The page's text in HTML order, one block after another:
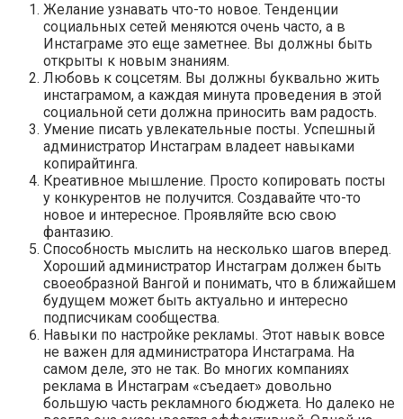
Желание узнавать что-то новое. Тенденции
социальных сетей меняются очень часто, а в
Инстаграме это еще заметнее. Вы должны быть
открыты к новым знаниям.
Любовь к соцсетям. Вы должны буквально жить
инстаграмом, а каждая минута проведения в этой
социальной сети должна приносить вам радость.
Умение писать увлекательные посты. Успешный
администратор Инстаграм владеет навыками
копирайтинга.
Креативное мышление. Просто копировать посты
у конкурентов не получится. Создавайте что-то
новое и интересное. Проявляйте всю свою
фантазию.
Способность мыслить на несколько шагов вперед.
Хороший администратор Инстаграм должен быть
своеобразной Вангой и понимать, что в ближайшем
будущем может быть актуально и интересно
подписчикам сообщества.
Навыки по настройке рекламы. Этот навык вовсе
не важен для администратора Инстаграма. На
самом деле, это не так. Во многих компаниях
реклама в Инстаграм «съедает» довольно
большую часть рекламного бюджета. Но далеко не